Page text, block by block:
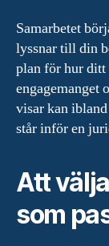
Samarbetet
lyssnar till din
plan för hur ditt
engagemanget
visar kan
står inför en
Att
som